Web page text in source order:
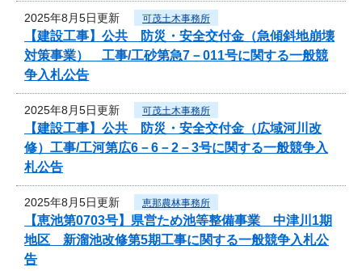
2025年8月5日更新 可茂土木事務所
【建設工事】公共 防災・安全交付金（急傾斜地崩壊
対策事業） 工事/工砂第急7－011号に関する一般競
争入札公告
2025年8月5日更新 可茂土木事務所
【建設工事】公共 防災・安全交付金（広域河川改
修）工事/工河第広6－6－2－3号に関する一般競争入
札公告
2025年8月5日更新 恵那農林事務所
【恵池第0703号】県営ため池等整備事業 中津川1期
地区 新溜池改修第5期工事に関する一般競争入札公
告